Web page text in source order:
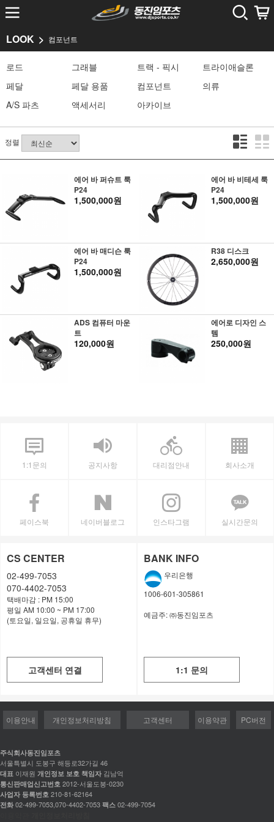
LOOK 컴포넌트
로드 그래블 트랙 - 픽시
트라이애슬론
페달
페달 용품 컴포넌트
의류
A/S 파츠
액세서리 아카이브
정렬
에어 바 퍼슈트 룩
P24
1,500,000원
에어 바 비테세 룩
P24
1,500,000원
에어 바 매디슨 룩
P24
1,500,000원
R38 디스크
2,650,000원
ADS 컴퓨터 마운
트
120,000원
에어로 디자인 스
템
250,000원
1:1문의 공지사항 대리점안내 회사소개
페이스북 네이버블로그 인스타그램 실시간문의
CS CENTER
02-499-7053
070-4402-7053
택배마감 : PM 15:00
평일 AM 10:00 ~ PM 17:00
(토요일, 일요일, 공휴일 휴무)
고객센터 연결
BANK INFO
우리은행
1006-601-305861
예금주:㈜동진임포츠
1:1 문의
이용안내 개인정보처리방침 고객센터 이용약관 PC버전
주식회사동진임포츠
서울특별시 도봉구 해등로32가길 46
대표 이재원 개인정보 보호 책임자 김남억
통신판매업신고번호 2012-서울도봉-0230
사업자 등록번호 210-81-62164
전화 02-499-7053,070-4402-7053 팩스 02-499-7054